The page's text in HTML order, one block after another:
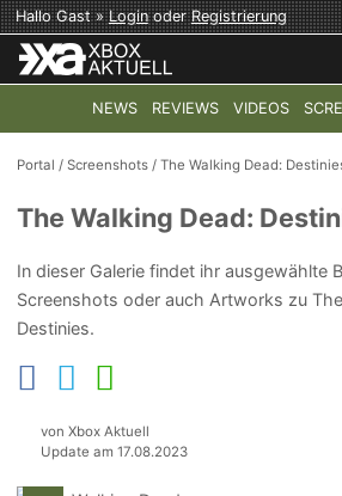
Hallo Gast »LoginoderRegistrierung
NEWS REVIEWS VIDEOS
TOP-THEMEN: COD: MODERN
Portal /Screenshots /The Walking Dead:
The Walking Dead:
In dieser Galerie findet ihr ausgewählte
Screenshots oder auch Artworks zu
Destinies.
von Xbox Aktuell
Update am 17.08.2023